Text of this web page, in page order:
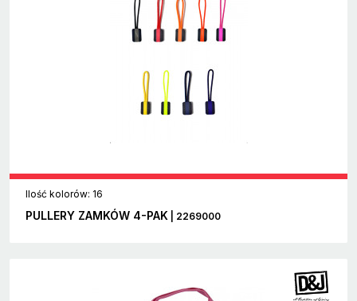
Ilość kolorów: 16
PULLERY ZAMKÓW 4-PAK | 2269000